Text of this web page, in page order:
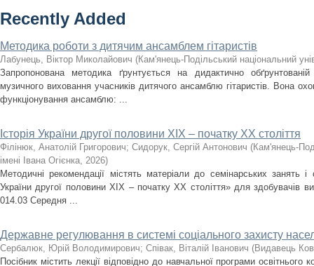
Recently Added
Методика роботи з дитячим ансамблем гітаристів
Лабунець, Віктор Миколайович (Кам'янець-Подільський національний
Запропонована методика ґрунтується на дидактично
музичного виховання учасників дитячого ансамблю гітаристів. Вона
функціонування ансамблю: ...
Історія України другої половини XIX – початку ХХ століття
Філінюк, Анатолій Григорович; Сидорук, Сергій Антонович (Кам'янець-
імені Івана Огієнка, 2026)
Методичні рекомендації містять матеріали до семінарських занять і
України другої половини ХІХ – початку ХХ століття» для здобувачів
014.03 Середня ...
Державне регулювання в системі соціального захисту
Сербалюк, Юрій Володимирович; Співак, Віталій Іванович (Видавець
Посібник містить лекції відповідно до навчальної програми